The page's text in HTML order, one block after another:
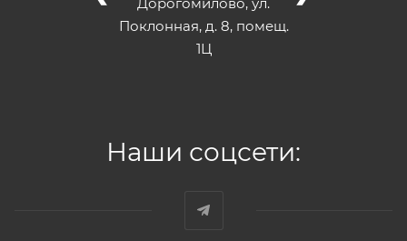
Поклонная, д. 8, помещ.
1Ц
Наши соцсети: